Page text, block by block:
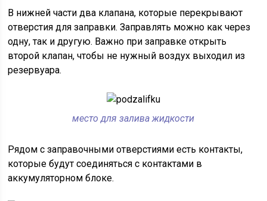
В нижней части два клапана, которые перекрывают
отверстия для заправки. Заправлять можно как через
одну, так и другую. Важно при заправке открыть
второй клапан, чтобы не нужный воздух выходил из
резервуара.
место для залива жидкости
Рядом с заправочными отверстиями есть контакты,
которые будут соединяться с контактами в
аккумуляторном блоке.